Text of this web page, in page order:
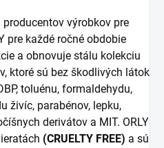
výrobkov pre
pre každé ročné obdobie
a obnovuje stálu kolekciu
ktoré sú bez škodlivých látok
toluénu, formaldehydu,
živíc, parabénov, lepku,
derivátov a MIT. ORLY
(CRUELTY FREE) a sú